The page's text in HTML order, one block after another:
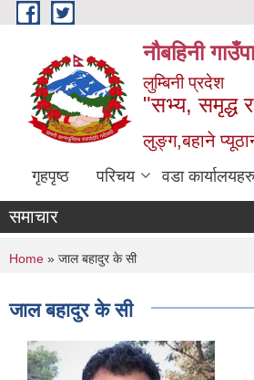
Skip to main content
नौबहिनी
लुम्बिनी प्रदेश
"सभ्य, समृद्ध
लुङ्ग,बहाने
गृहपृष्ठ परिचय वडा कार्यालयहरु
समाचार
You are here
Home » जाल बहादुर के सी
जाल बहादुर के सी